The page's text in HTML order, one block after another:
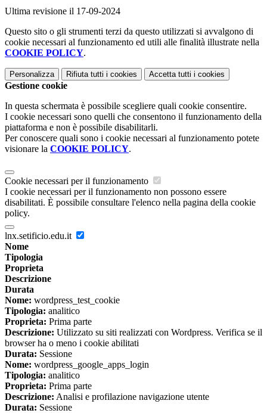
Ultima revisione il 17-09-2024
Questo sito o gli strumenti terzi da questo utilizzati si avvalgono di
cookie necessari al funzionamento ed utili alle finalità illustrate nella
COOKIE POLICY.
Personalizza Rifiuta tutti i cookies Accetta tutti i cookies
Gestione cookie
In questa schermata è possibile scegliere quali cookie consentire.
I cookie necessari sono quelli che consentono il funzionamento della
piattaforma e non è possibile disabilitarli.
Per conoscere quali sono i cookie necessari al funzionamento potete
visionare la COOKIE POLICY.
Cookie necessari per il funzionamento
I cookie necessari per il funzionamento non possono essere
disabilitati. È possibile consultare l'elenco nella pagina della cookie
policy.
lnx.setificio.edu.it
Nome
Tipologia
Proprieta
Descrizione
Durata
Nome: wordpress_test_cookie
Tipologia: analitico
Proprieta: Prima parte
Descrizione: Utilizzato su siti realizzati con Wordpress. Verifica se il
browser ha o meno i cookie abilitati
Durata: Sessione
Nome: wordpress_google_apps_login
Tipologia: analitico
Proprieta: Prima parte
Descrizione: Analisi e profilazione navigazione utente
Durata: Sessione